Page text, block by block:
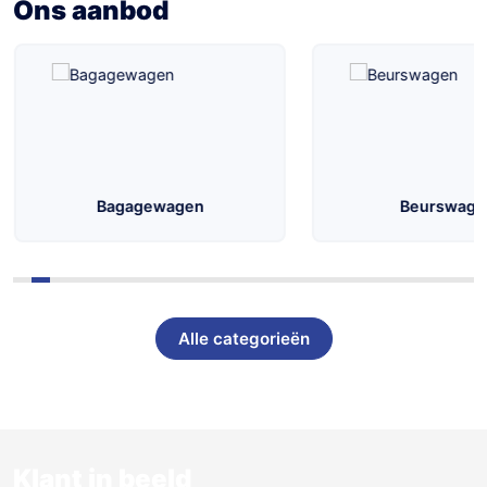
Aanhangwagens
Ons aanbod
Bagagewagen
Alle categorieën